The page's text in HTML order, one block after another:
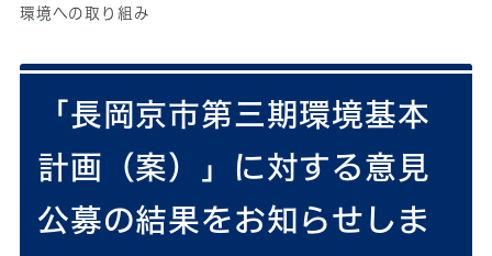
環境への取り組み
「長岡京市第三期環境基本
計画（案）」に対する意見
公募の結果をお知らせしま